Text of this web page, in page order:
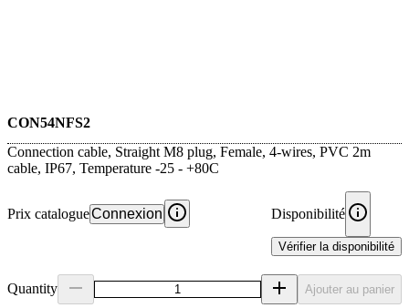
CON54NFS2
Connection cable, Straight M8 plug, Female, 4-wires, PVC 2m
cable, IP67, Temperature -25 - +80C
Prix catalogueConnexion Disponibilité
Vérifier la disponibilité
Quantity Ajouter au panier